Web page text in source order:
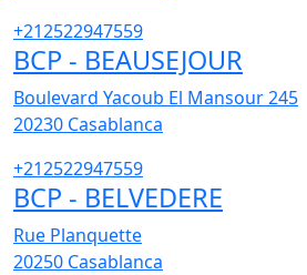
+212522947559
BCP - BEAUSEJOUR
Boulevard Yacoub El Mansour 245
20230 Casablanca
+212522947559
BCP - BELVEDERE
Rue Planquette
20250 Casablanca